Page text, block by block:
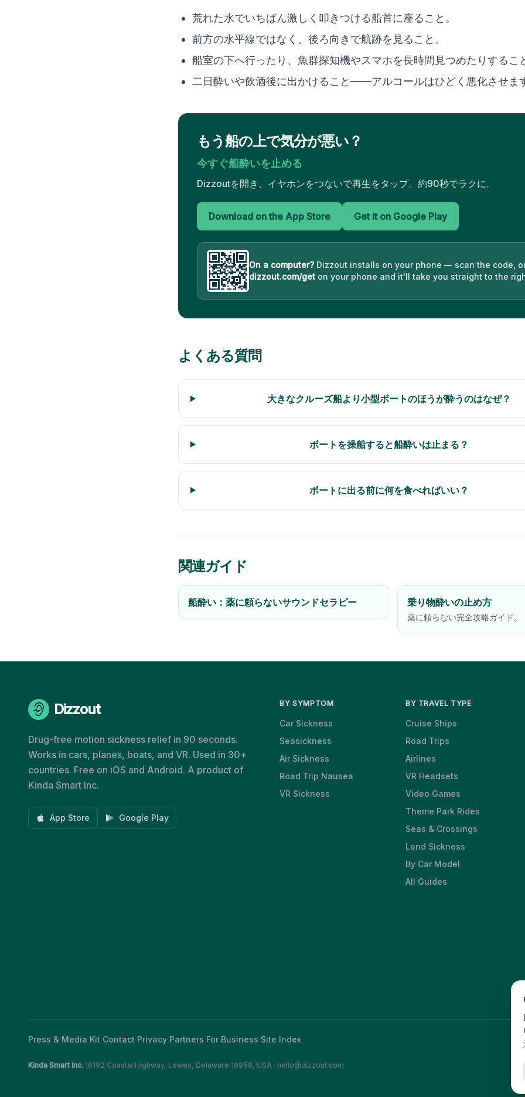
荒れた水でいちばん激しく叩きつける船首に座ること。
前方の水平線ではなく、後ろ向きで航跡を見ること。
船室の下へ行ったり、魚群探知機やスマホを長時間見つめたりするこ
二日酔いや飲酒後に出かけること——アルコールはひどく悪化させま
もう船の上で気分が悪い？
今すぐ船酔いを止める
Dizzoutを開き、イヤホンをつないで再生をタップ。約90秒でラクに。
Download on the App Store Get it on Google Play
On a computer? Dizzout installs on your phone — scan the code,
dizzout.com/get on your phone and it'll take you straight to the
よくある質問
大きなクルーズ船より小型ボートのほうが酔うのはなぜ？
ボートを操船すると船酔いは止まる？
ボートに出る前に何を食べればいい？
関連ガイド
船酔い：薬に頼らないサウンドセラピー 乗り物酔いの止め方
薬に頼らない完全攻略ガイド。
Dizzout
Drug-free motion sickness relief in 90 seconds.
Works in cars, planes, boats, and VR. Used in 30+
countries. Free on iOS and Android. A product of
Kinda Smart Inc.
App Store Google Play
BY SYMPTOM
Car Sickness
Seasickness
Air Sickness
Road Trip Nausea
VR Sickness
BY TRAVEL TYPE
Cruise Ships
Road Trips
Airlines
VR Headsets
Video Games
Theme Park Rides
Seas & Crossings
Land Sickness
By Car Model
All Guides
Press & Media Kit·Contact·Privacy·Partners·For Business·Site Index
Kinda Smart Inc. 16192 Coastal Highway, Lewes, Delaware 19958, USA · hello@dizzout.com